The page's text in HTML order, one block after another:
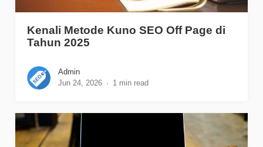
Kenali Metode Kuno SEO Off Page di
Tahun 2025
Admin
Jun 24, 2026
1 min read